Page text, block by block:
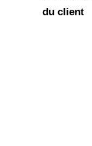
du client